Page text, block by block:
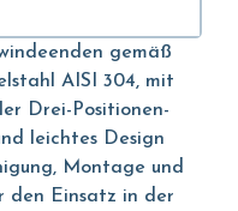
gemäß
AISI 304, mit
Drei-Positionen-
leichtes Design
Montage und
den Einsatz in der